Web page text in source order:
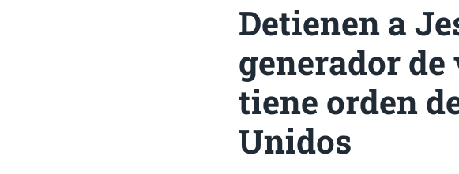
Detienen a
generador
tiene orden
Unidos